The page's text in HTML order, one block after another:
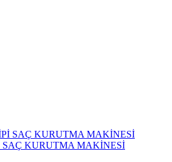
SAÇ KURUTMA MAKİNESİ